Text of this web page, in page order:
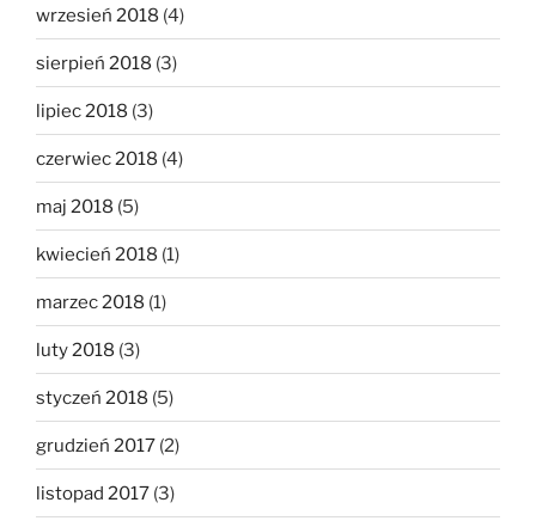
wrzesień 2018 (4)
sierpień 2018 (3)
lipiec 2018 (3)
czerwiec 2018 (4)
maj 2018 (5)
kwiecień 2018 (1)
marzec 2018 (1)
luty 2018 (3)
styczeń 2018 (5)
grudzień 2017 (2)
listopad 2017 (3)